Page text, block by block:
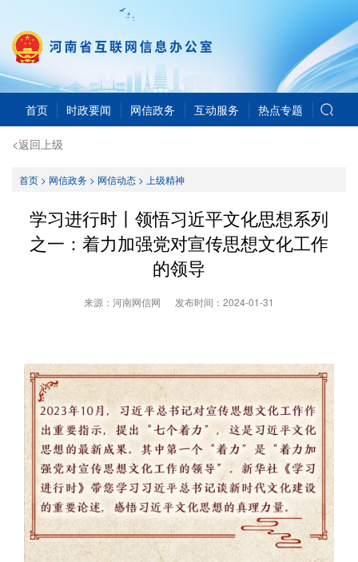
首页 时政要闻 网信政务 互动服务 热点专题
<返回上级
首页> 网信政务> 网信动态> 上级精神
学习进行时丨领悟习近平文化思想系列
之一：着力加强党对宣传思想文化工作
的领导
来源：河南网信网 发布时间： 2024-01-31